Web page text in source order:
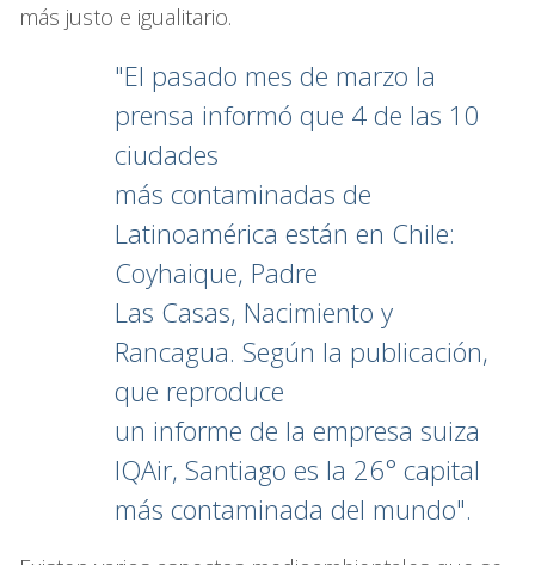
más justo e igualitario.
"El pasado mes de marzo la
prensa informó que 4 de las 10
ciudades
más contaminadas de
Latinoamérica están en Chile:
Coyhaique, Padre
Las Casas, Nacimiento y
Rancagua. Según la publicación,
que reproduce
un informe de la empresa suiza
IQAir, Santiago es la 26° capital
más contaminada del mundo".